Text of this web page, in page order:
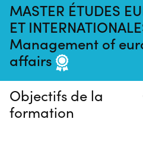
MASTER ÉTUDES
ET
Management of
affairs
Pas de session
ce moment
Objectifs de la
formation